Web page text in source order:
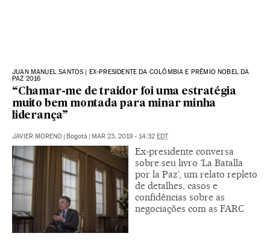
JUAN MANUEL SANTOS | EX-PRESIDENTE DA COLÔMBIA E PRÊMIO NOBEL DA
PAZ 2016
“Chamar-me de traidor foi uma estratégia
muito bem montada para minar minha
liderança”
JAVIER MORENO | Bogotá | MAR 23, 2019 - 14:32 EDT
Ex-presidente conversa
sobre seu livro ‘La Batalla
por la Paz’, um relato repleto
de detalhes, casos e
confidências sobre as
negociações com as FARC